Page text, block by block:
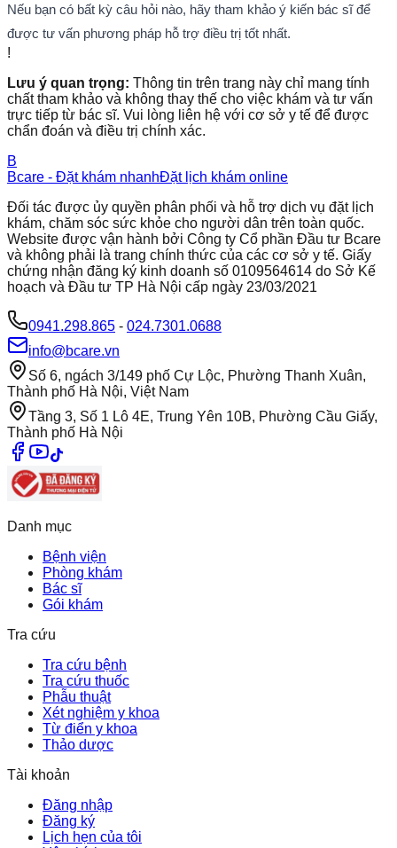
Nếu bạn có bất kỳ câu hỏi nào, hãy tham khảo ý kiến bác sĩ để
được tư vấn phương pháp hỗ trợ điều trị tốt nhất.
!
Lưu ý quan trọng: Thông tin trên trang này chỉ mang tính
chất tham khảo và không thay thế cho việc khám và tư vấn
trực tiếp từ bác sĩ. Vui lòng liên hệ với cơ sở y tế để được
chẩn đoán và điều trị chính xác.
B
Bcare - Đặt khám nhanhĐặt lịch khám online
Đối tác được ủy quyền phân phối và hỗ trợ dịch vụ đặt lịch
khám, chăm sóc sức khỏe cho người dân trên toàn quốc.
Website được vận hành bởi Công ty Cổ phần Đầu tư Bcare
và không phải là trang chính thức của các cơ sở y tế. Giấy
chứng nhận đăng ký kinh doanh số 0109564614 do Sở Kế
hoạch và Đầu tư TP Hà Nội cấp ngày 23/03/2021
0941.298.865 - 024.7301.0688
info@bcare.vn
Số 6, ngách 3/149 phố Cự Lộc, Phường Thanh Xuân,
Thành phố Hà Nội, Việt Nam
Tầng 3, Số 1 Lô 4E, Trung Yên 10B, Phường Cầu Giấy,
Thành phố Hà Nội
Danh mục
Bệnh viện
Phòng khám
Bác sĩ
Gói khám
Tra cứu
Tra cứu bệnh
Tra cứu thuốc
Phẫu thuật
Xét nghiệm y khoa
Từ điển y khoa
Thảo dược
Tài khoản
Đăng nhập
Đăng ký
Lịch hẹn của tôi